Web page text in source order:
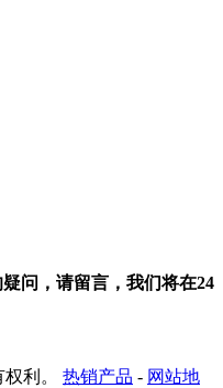
问，请留言，我们将在24
利。 热销产品 - 网站地